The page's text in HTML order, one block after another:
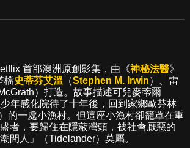
首部澳洲原創影集，由《神秘法醫》
檔史蒂芬艾溫 （Stephen M. Irwin）、雷
）打造。故事描述可兒麥蒂爾
少年感化院待了十年後，回到家鄉歐芬林
的一處小漁村。但這座小漁村卻籠罩在重
者，要歸住在隱蔽灣頭，被社會厭惡的
間人」（Tidelander）莫屬。